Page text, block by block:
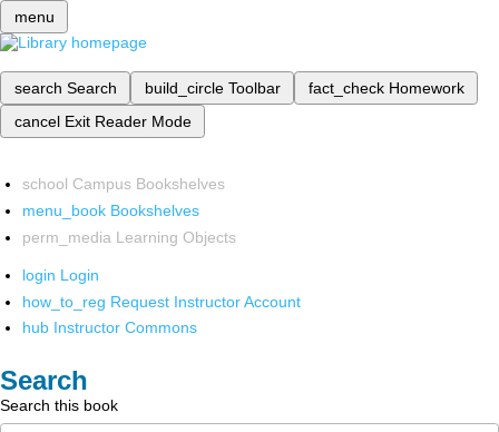
menu
search Search build_circle Toolbar fact_check Homework
cancel Exit Reader Mode
school Campus Bookshelves
menu_book Bookshelves
perm_media Learning Objects
login Login
how_to_reg Request Instructor Account
hub Instructor Commons
Search
Search this book